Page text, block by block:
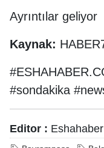
Ayrıntılar geliyor
Kaynak:
#sondakika
Editor : Eshahaber